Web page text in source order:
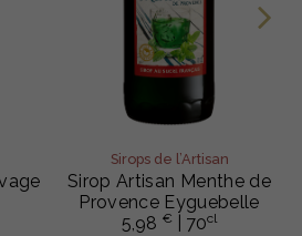
Sirops de l’Artisan
Sirop Artisan Menthe de
Provence Eyguebelle
5,98 € | 70cl